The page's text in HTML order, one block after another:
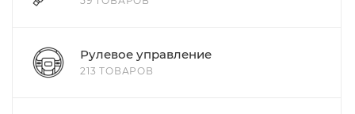
Рулевое управление
213 ТОВАРОВ